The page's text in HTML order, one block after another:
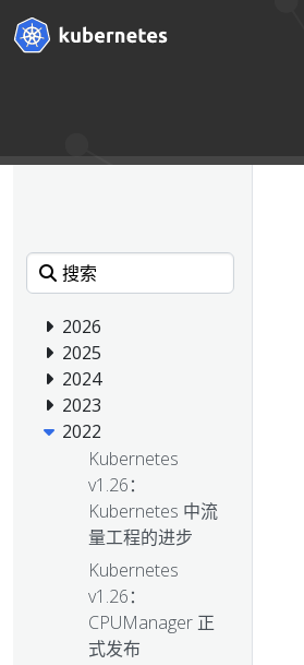
2026
2025
2024
2023
2022
Kubernetes
v1.26：
Kubernetes 中流
量工程的进步
Kubernetes
v1.26：
CPUManager 正
式发布